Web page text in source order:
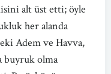
alt üst etti; öyle
her alanda
Adem ve Havva,
buyruk olma